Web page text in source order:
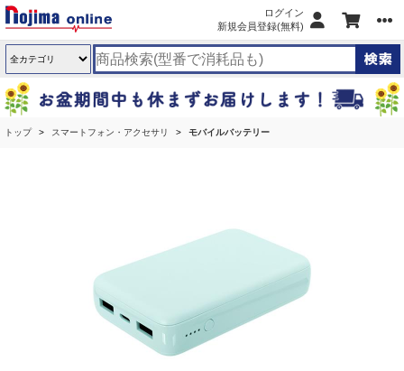
ログイン
新規会員登録(無料)
トップ スマートフォン・アクセサリ モバイルバッテリー